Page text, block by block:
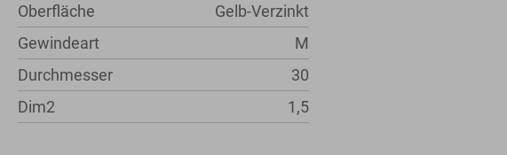
Oberfläche
Gelb-Verzinkt
Gewindeart
M
Durchmesser
30
Dim2
1,5